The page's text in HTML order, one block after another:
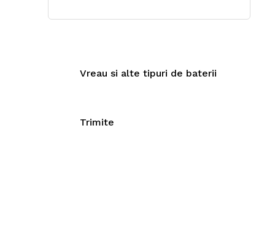
Vreau si alte tipuri de baterii
Trimite